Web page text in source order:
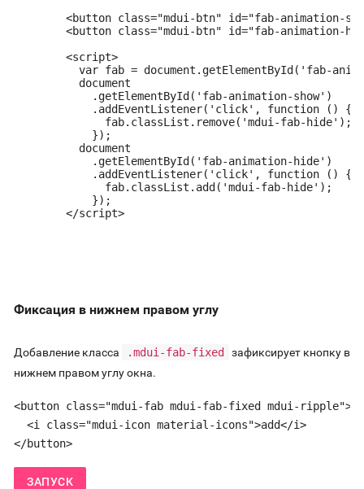
<button class="mdui-btn" id="fab-animation-
<button class="mdui-btn" id="fab-animation-
        <script>
var fab = document.getElementById('fab-
          document
            .getElementById('fab-animation-show')
            .addEventListener('click', function () {
              fab.classList.remove('mdui-fab-hide');
            });
          document
            .getElementById('fab-animation-hide')
            .addEventListener('click', function () {
              fab.classList.add('mdui-fab-hide');
            });
        </script>
Фиксация в нижнем правом углу
Добавление класса .mdui-fab-fixed
зафиксирует кнопку в
нижнем правом углу окна.
<button class="mdui-fab mdui-fab-fixed mdui-ripple">
  <i class="mdui-icon material-icons">add</i>
</button>
ЗАПУСК